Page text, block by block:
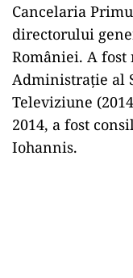
Cancelaria
directorului
României. A
Administrație al
Televiziune
2014, a fost
Iohannis.